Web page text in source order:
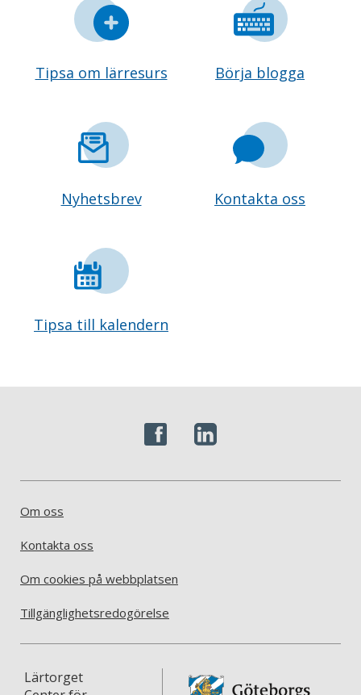
Tipsa om lärresurs Börja blogga
Nyhetsbrev Kontakta oss
Tipsa till kalendern
Om oss
Kontakta oss
Om cookies på webbplatsen
Tillgänglighetsredogörelse
Lärtorget